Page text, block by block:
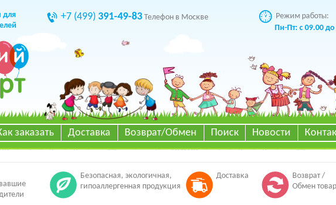
для
+7 (499) 391-49-83Телефон в Москве
Режим работы:
Пн-Пт: с 09.00 до
заказать Доставка Возврат/Обмен Поиск Новости
Безопасная, экологичная,
гипоаллергенная продукция
Доставка
Возврат /
Обмен